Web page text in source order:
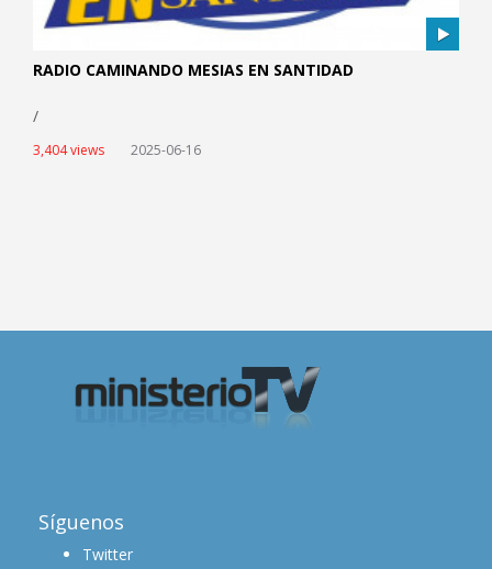
RADIO CAMINANDO MESIAS EN SANTIDAD
/
3,404 views 2025-06-16
Síguenos
Twitter